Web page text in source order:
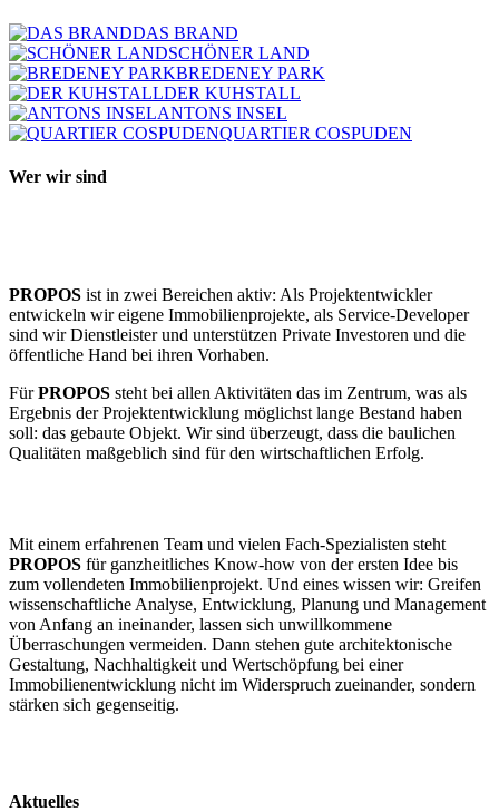
DAS BRAND
SCHÖNER LAND
BREDENEY PARK
DER KUHSTALL
ANTONS INSEL
QUARTIER COSPUDEN
Wer wir sind
PROPOS ist in zwei Bereichen aktiv: Als Projektentwickler
entwickeln wir eigene Immobilienprojekte, als Service-Developer
sind wir Dienstleister und unterstützen Private Investoren und die
öffentliche Hand bei ihren Vorhaben.
FürPROPOS steht bei allen Aktivitäten das im Zentrum, was als
Ergebnis der Projektentwicklung möglichst lange Bestand haben
soll: das gebaute Objekt. Wir sind überzeugt, dass die baulichen
Qualitäten maßgeblich sind für den wirtschaftlichen Erfolg.
Mit einem erfahrenen Team und vielen Fach-Spezialisten steht
PROPOS für ganzheitliches Know-how von der ersten Idee bis
zum vollendeten Immobilienprojekt. Und eines wissen wir: Greifen
wissenschaftliche Analyse, Entwicklung, Planung und Management
von Anfang an ineinander, lassen sich unwillkommene
Überraschungen vermeiden. Dann stehen gute architektonische
Gestaltung, Nachhaltigkeit und Wertschöpfung bei einer
Immobilienentwicklung nicht im Widerspruch zueinander, sondern
stärken sich gegenseitig.
Aktuelles